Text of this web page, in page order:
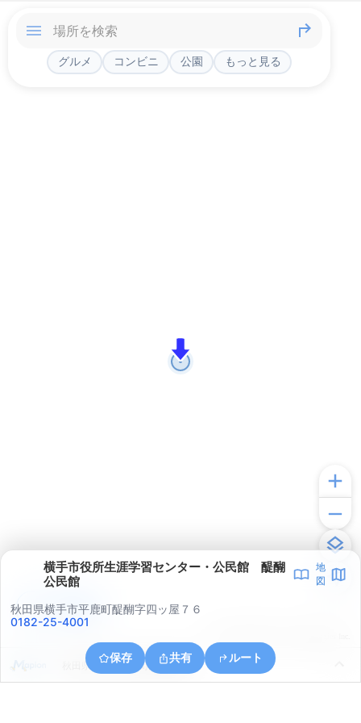
グルメ コンビニ 公園 もっと見る
横手市役所生涯学習センター・公民館 醍醐
公民館
地
図
秋田県横手市平鹿町醍醐字四ッ屋７６
0182-25-4001
保存 共有 ルート
秋田県横手市平鹿町醍醐亀井沢
アプリで見る